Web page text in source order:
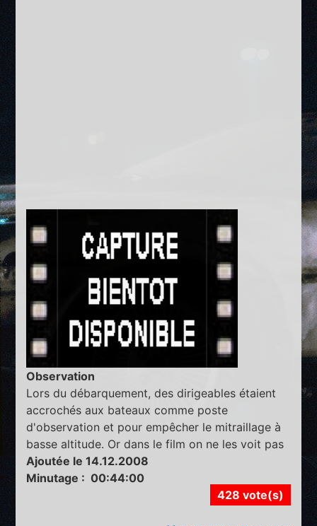
Observation
Lors du débarquement, des dirigeables étaient
accrochés aux bateaux comme poste
d'observation et pour empêcher le mitraillage à
basse altitude. Or dans le film on ne les voit pas
Ajoutée le 14.12.2008
Minutage : 00:44:00
428 vote(s)